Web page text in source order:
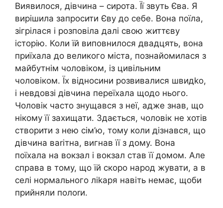
Виявилося, дівчина – сирота. Її звуть Єва. Я
вирішила запросити Єву до себе. Вона поїла,
зігрілася і розповіла далі свою життєву
історію. Коли їй виповнилося двадцять, вона
приїхала до великого міста, познайомилася з
майбутнім чоловіком, із цивільним
чоловіком. Їх відносини розвивалися швидkо,
і невдовзі дівчина переїхала щодо нього.
Чоловік часто знущався з неї, адже знав, що
нікому її захищати. Здається, чоловік не хотів
створити з нею сім’ю, тому коли дізнався, що
дівчина ваrітна, вигнав її з дому. Вона
поїхала на вокзал і вокзал став її домом. Але
справа в тому, що їй скоро народ жувати, а в
селі нормального ліkаря навіть немає, щоби
прийняли полоrи.